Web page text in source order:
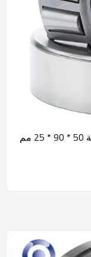
SUNBEARING أسطواني مدبب 32210 فضة 50 * 90 * 25 مم